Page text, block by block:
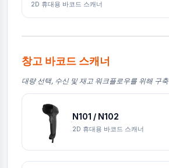
2D 휴대용 바코드 스캐너
창고 바코드 스캐너
대량 선택, 수신 및 재고 워크플로우를 위해 구축
N101 / N102
2D 휴대용 바코드 스캐너